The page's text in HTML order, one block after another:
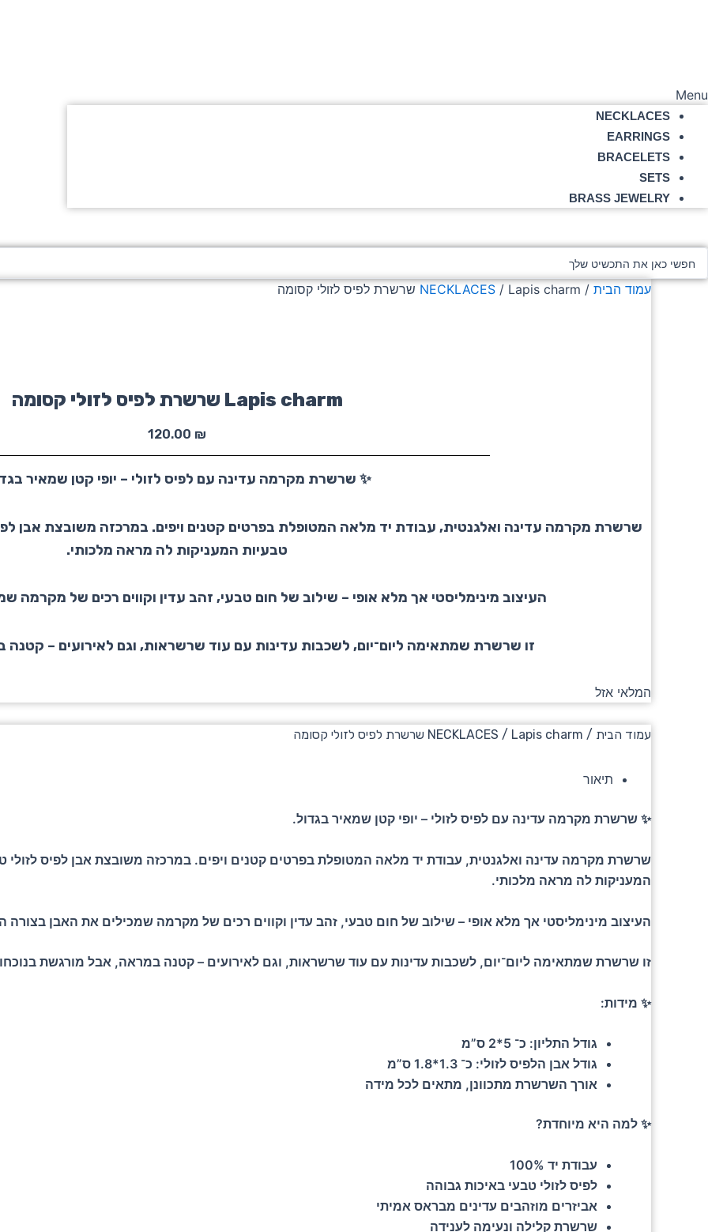
Menu
NECKLACES
EARRINGS
BRACELETS
SETS
BRASS JEWELRY
עמוד הבית /
NECKLACES / Lapis charm שרשרת לפיס לזולי קסומה
Lapis charm שרשרת לפיס לזולי קסומה
120.00 ₪
✨ שרשרת מקרמה עדינה עם לפיס לזולי – יופי קטן שמאיר
שרשרת מקרמה עדינה ואלגנטית, עבודת יד מלאה המטופלת בפרטים קטנים ויפים. במרכזה משובצת אבן
טבעיות המעניקות לה מראה מלכותי.
העיצוב מינימליסטי אך מלא אופי – שילוב של חום טבעי, זהב עדין וקווים רכים של מקרמה
זו שרשרת שמתאימה ליום־יום, לשכבות עדינות עם עוד שרשראות, וגם לאירועים –
המלאי אזל
עמוד הבית /
NECKLACES / Lapis charm שרשרת לפיס לזולי קסומה
תיאור
✨ שרשרת מקרמה עדינה עם לפיס לזולי – יופי קטן שמאיר בגדול.
שרשרת מקרמה עדינה ואלגנטית, עבודת יד מלאה המטופלת בפרטים קטנים ויפים. במרכזה משובצת אבן לפיס לזולי
המעניקות לה מראה מלכותי.
העיצוב מינימליסטי אך מלא אופי – שילוב של חום טבעי, זהב עדין וקווים רכים של מקרמה שמכילים את האבן בצורה
זו שרשרת שמתאימה ליום־יום, לשכבות עדינות עם עוד שרשראות, וגם לאירועים – קטנה במראה, אבל מורגשת
✨ מידות:
גודל התליון: כ־ 5*2 ס”מ
גודל אבן הלפיס לזולי: כ־ 1.3*1.8 ס”מ
אורך השרשרת מתכוונן, מתאים לכל מידה
✨ למה היא מיוחדת?
עבודת יד 100%
לפיס לזולי טבעי באיכות גבוהה
אביזרים מוזהבים עדינים מבראס אמיתי
שרשרת קלילה ונעימה לענידה